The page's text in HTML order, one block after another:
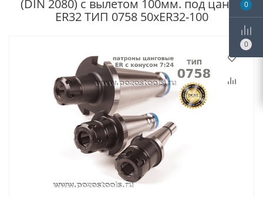
(DIN 2080) с вылетом 100мм. под цанги
ER32 ТИП 0758 50xER32-100
0
0